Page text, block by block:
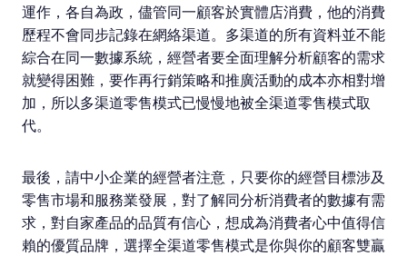
運作，各自為政，儘管同一顧客於實體店消費，他的消費
歷程不會同步記錄在網絡渠道。多渠道的所有資料並不能
綜合在同一數據系統，經營者要全面理解分析顧客的需求
就變得困難，要作再行銷策略和推廣活動的成本亦相對增
加，所以多渠道零售模式已慢慢地被全渠道零售模式取
代。
最後，請中小企業的經營者注意，只要你的經營目標涉及
零售市場和服務業發展，對了解同分析消費者的數據有需
求，對自家產品的品質有信心，想成為消費者心中值得信
賴的優質品牌，選擇全渠道零售模式是你與你的顧客雙贏